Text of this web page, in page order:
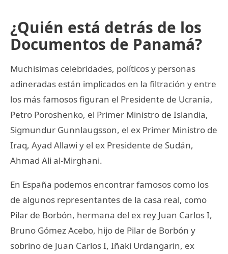
¿Quién está detrás de los
Documentos de Panamá?
Muchisimas celebridades, políticos y personas
adineradas están implicados en la filtración y entre
los más famosos figuran el Presidente de Ucrania,
Petro Poroshenko, el Primer Ministro de Islandia,
Sigmundur Gunnlaugsson, el ex Primer Ministro de
Iraq, Ayad Allawi y el ex Presidente de Sudán,
Ahmad Ali al-Mirghani.
En España podemos encontrar famosos como los
de algunos representantes de la casa real, como
Pilar de Borbón, hermana del ex rey Juan Carlos I,
Bruno Gómez Acebo, hijo de Pilar de Borbón y
sobrino de Juan Carlos I, Iñaki Urdangarin, ex